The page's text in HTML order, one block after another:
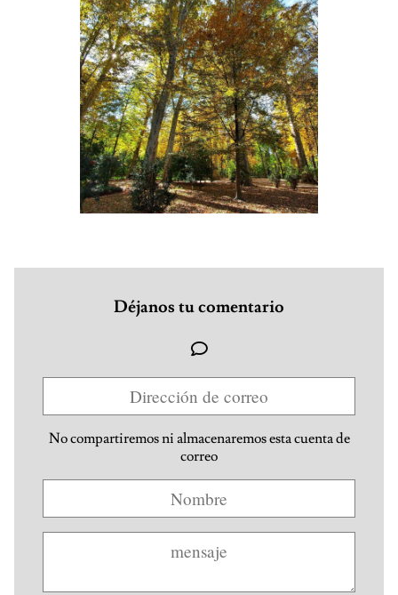
Déjanos tu comentario
No compartiremos ni almacenaremos esta cuenta de
correo